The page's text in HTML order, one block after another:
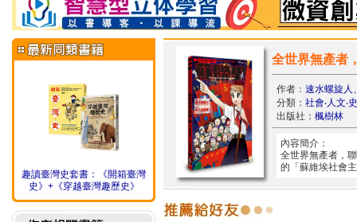
趣讀臺灣史套書：《開箱臺灣
史》+《穿越臺灣趣歷史》
全世界無產者
作者： 速水螺旋人
分類： 社會‧人文‧
出版社： 楓樹林
內容簡介：
全世界無產者，
的「蘇維埃社會